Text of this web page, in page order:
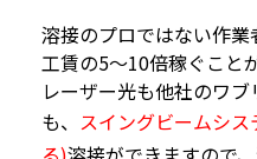
溶接のプロではない作
工賃の5～10倍稼ぐこと
レーザー光も他社のワ
も、 スイングビームシ